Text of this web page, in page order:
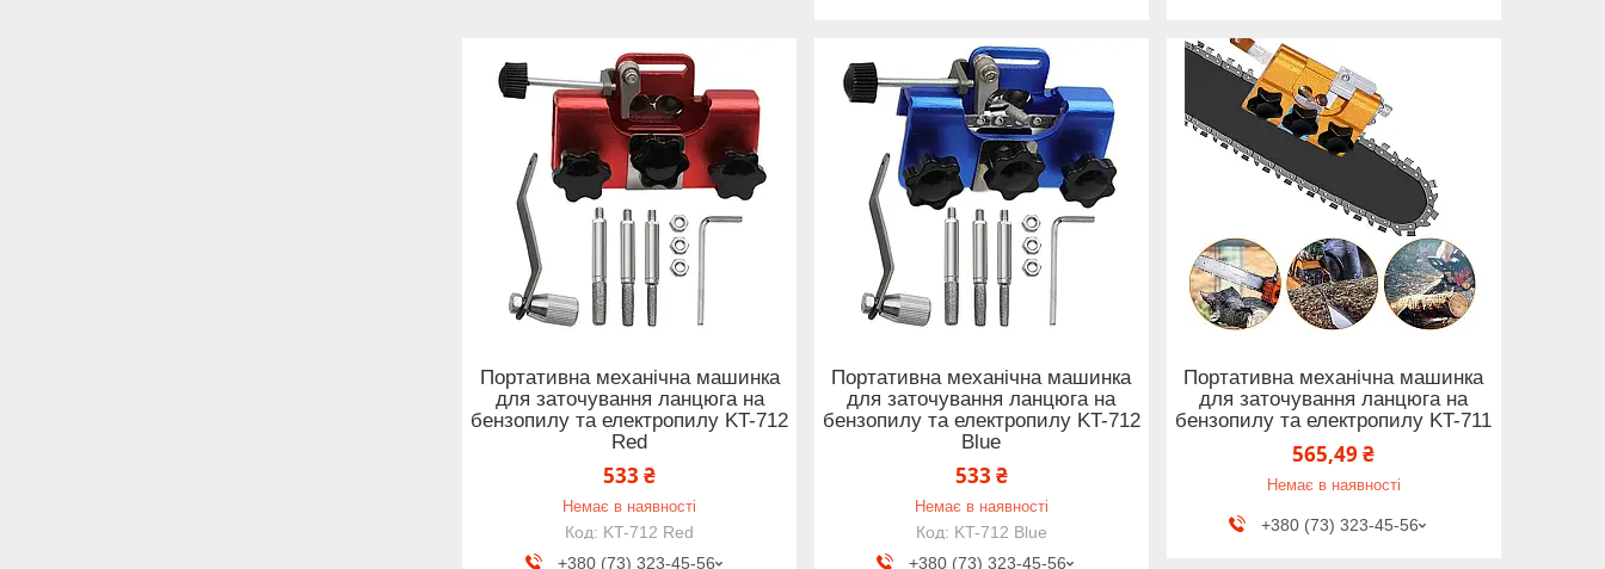
Портативна механічна машинка
для заточування ланцюга на
бензопилу та електропилу KT-712
Red
533 ₴
Немає в наявності
KT-712 Red
+380 (73) 323-45-56
Портативна механічна машинка
для заточування ланцюга на
бензопилу та електропилу KT-712
Blue
533 ₴
Немає в наявності
KT-712 Blue
+380 (73) 323-45-56
Портативна механічна машинка
для заточування ланцюга на
бензопилу та електропилу KT-711
565,49 ₴
Немає в наявності
+380 (73) 323-45-56